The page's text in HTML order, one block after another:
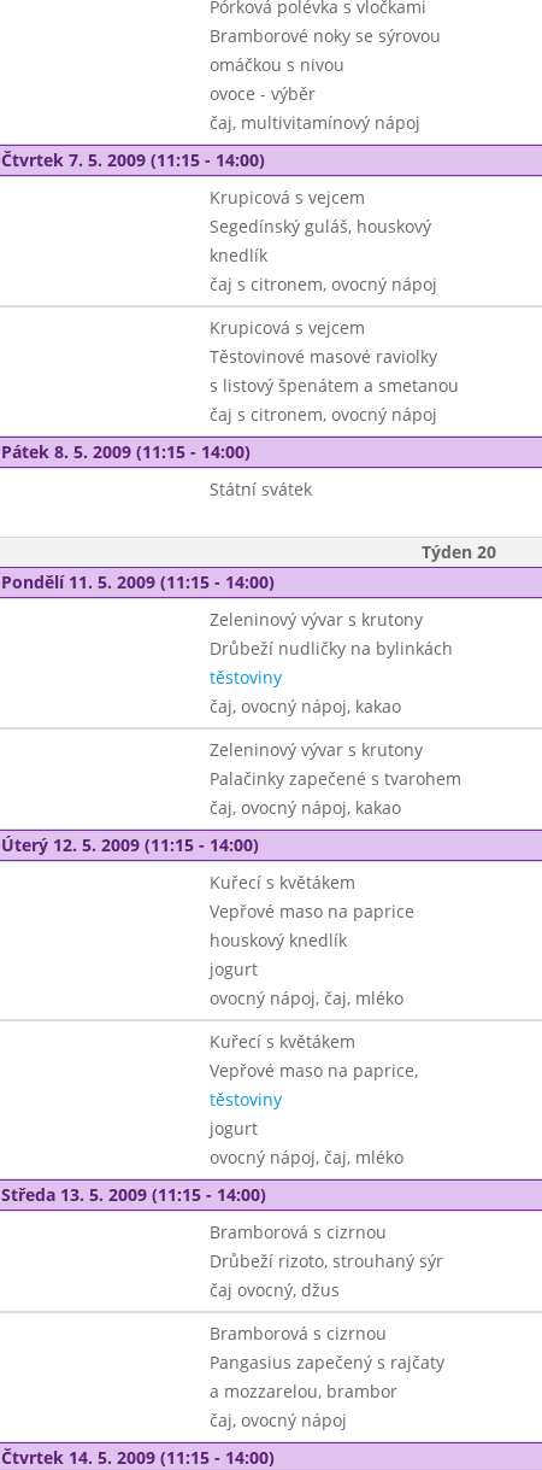
Pórková polévka s vločkami
Bramborové noky se sýrovou
omáčkou s nivou
ovoce - výběr
čaj, multivitamínový nápoj
Čtvrtek 7. 5. 2009 (11:15 - 14:00)
Krupicová s vejcem
Segedínský guláš, houskový
knedlík
čaj s citronem, ovocný nápoj
Krupicová s vejcem
Těstovinové masové raviolky
s listový špenátem a smetanou
čaj s citronem, ovocný nápoj
Pátek 8. 5. 2009 (11:15 - 14:00)
Státní svátek
Týden 20
Pondělí 11. 5. 2009 (11:15 - 14:00)
Zeleninový vývar s krutony
Drůbeží nudličky na bylinkách
těstoviny
čaj, ovocný nápoj, kakao
Zeleninový vývar s krutony
Palačinky zapečené s tvarohem
čaj, ovocný nápoj, kakao
Úterý 12. 5. 2009 (11:15 - 14:00)
Kuřecí s květákem
Vepřové maso na paprice
houskový knedlík
jogurt
ovocný nápoj, čaj, mléko
Kuřecí s květákem
Vepřové maso na paprice,
těstoviny
jogurt
ovocný nápoj, čaj, mléko
Středa 13. 5. 2009 (11:15 - 14:00)
Bramborová s cizrnou
Drůbeží rizoto, strouhaný sýr
čaj ovocný, džus
Bramborová s cizrnou
Pangasius zapečený s rajčaty
a mozzarelou, brambor
čaj, ovocný nápoj
Čtvrtek 14. 5. 2009 (11:15 - 14:00)